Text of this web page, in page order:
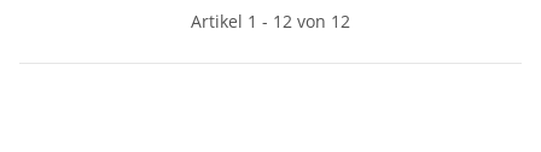
Artikel 1 - 12 von 12